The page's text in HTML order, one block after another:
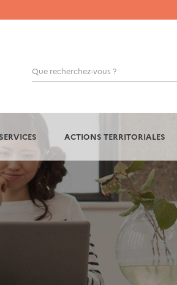
Que recherchez-vous ?
OK
ACTIONS TERRITORIALES